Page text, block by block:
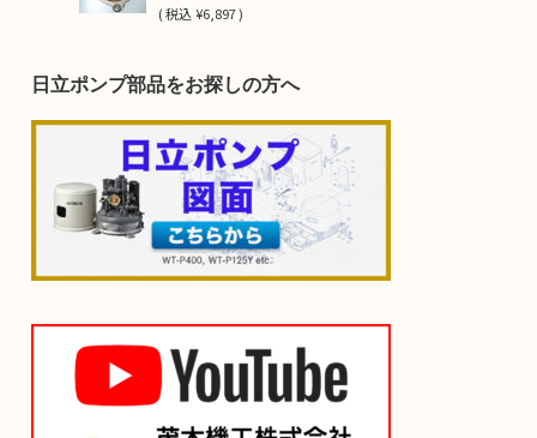
(税込¥6,897 )
日立ポンプ部品をお探しの方へ